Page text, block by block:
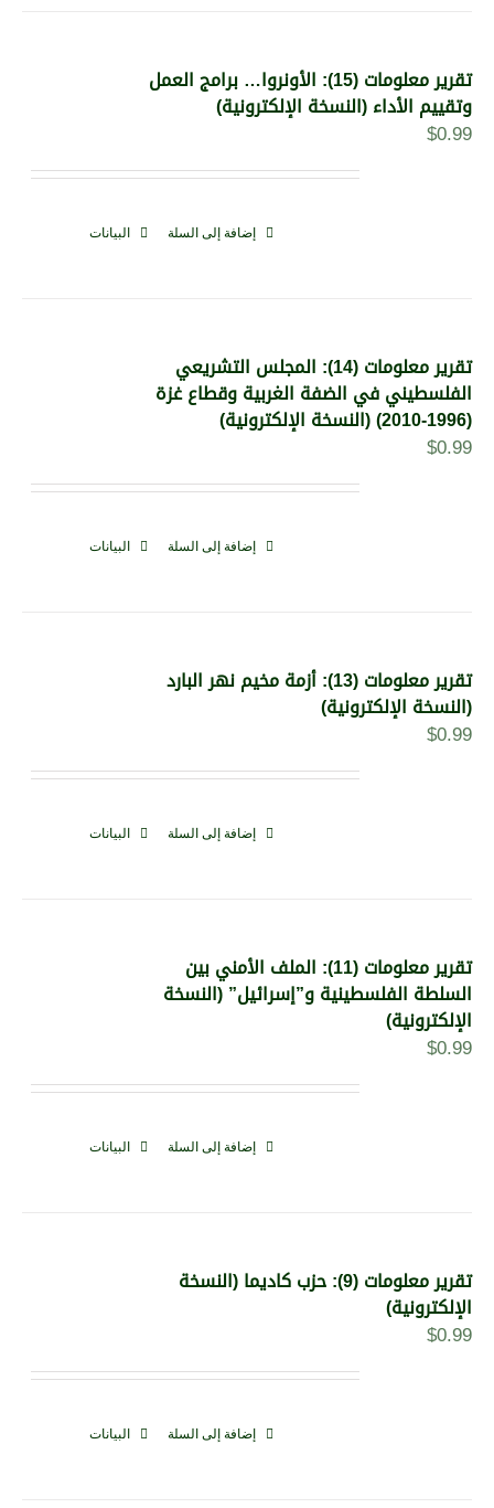
تقرير معلومات (15): الأونروا… برامج العمل
وتقييم الأداء (النسخة الإلكترونية)
$0.99
إضافة إلى السلة البيانات
تقرير معلومات (14): المجلس التشريعي
الفلسطيني في الضفة الغربية وقطاع غزة
(1996-2010) (النسخة الإلكترونية)
$0.99
إضافة إلى السلة البيانات
تقرير معلومات (13): أزمة مخيم نهر البارد
(النسخة الإلكترونية)
$0.99
إضافة إلى السلة البيانات
تقرير معلومات (11): الملف الأمني بين
السلطة الفلسطينية و”إسرائيل” (النسخة
الإلكترونية)
$0.99
إضافة إلى السلة البيانات
تقرير معلومات (9): حزب كاديما (النسخة
الإلكترونية)
$0.99
إضافة إلى السلة البيانات